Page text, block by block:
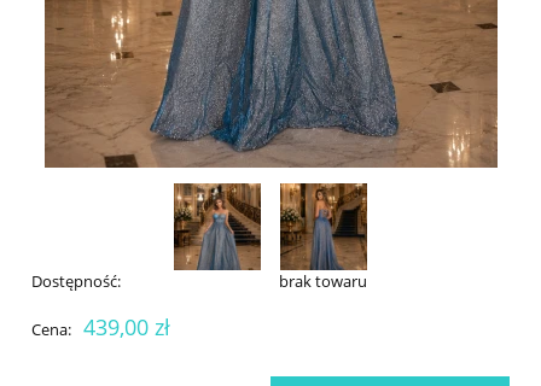
Dostępność: brak towaru
Cena: 439,00 zł